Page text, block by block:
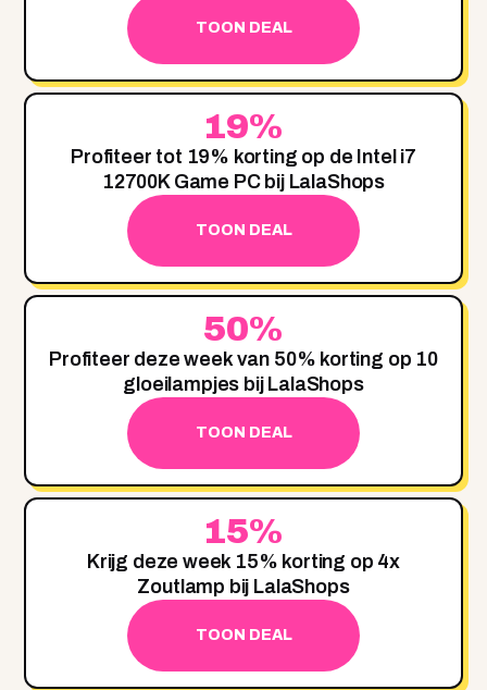
TOON DEAL
19%
Profiteer tot 19% korting op de Intel i7
12700K Game PC bij LalaShops
TOON DEAL
50%
Profiteer deze week van 50% korting op 10
gloeilampjes bij LalaShops
TOON DEAL
15%
Krijg deze week 15% korting op 4x
Zoutlamp bij LalaShops
TOON DEAL